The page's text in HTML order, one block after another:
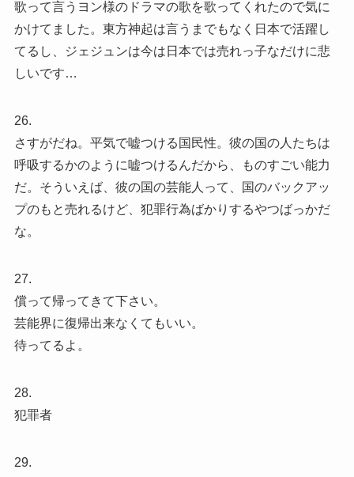
歌って言うヨン様のドラマの歌を歌ってくれたので気に
かけてました。東方神起は言うまでもなく日本で活躍し
てるし、ジェジュンは今は日本では売れっ子なだけに悲
しいです…
26.
さすがだね。平気で嘘つける国民性。彼の国の人たちは
呼吸するかのように嘘つけるんだから、ものすごい能力
だ。そういえば、彼の国の芸能人って、国のバックアッ
プのもと売れるけど、犯罪行為ばかりするやつばっかだ
な。
27.
償って帰ってきて下さい。
芸能界に復帰出来なくてもいい。
待ってるよ。
28.
犯罪者
29.